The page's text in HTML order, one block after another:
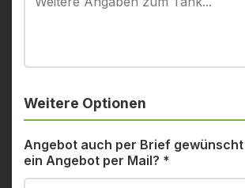
Weitere Optionen
Angebot auch per Brief
ein Angebot per Mail? *